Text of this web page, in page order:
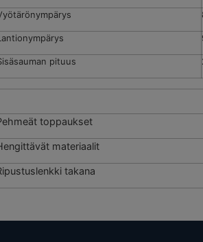
pituus
toppaukset
materiaalit
takana